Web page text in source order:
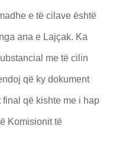
e të cilave është
ana e Lajçak. Ka
me të cilin
që ky dokument
që kishte me i hap
Komisionit të